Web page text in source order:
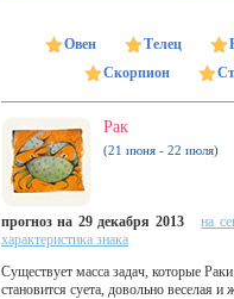
Овен Телец
Скорпион
Рак
(21 июня - 22 июля)
прогноз на 29 декабря 2013
на
характеристика знака
Существует масса задач, которые
становится суета, довольно веселая